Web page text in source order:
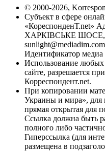
© 2000-2026,
Субъект в сфере
«КореспонденТ.net»
ХАРКІВСЬКЕ ШОСЕ,
Идентификатор медиа
Использование
сайте, разрешается
Корреспондент.net.
При копировании
Украины и мира», для
прямая открытая для
Ссылка должна быть
полного либо
Гиперссылка (для
размещена в